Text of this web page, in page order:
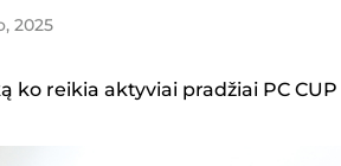
2025
ko reikia aktyviai pradžiai PC CUP